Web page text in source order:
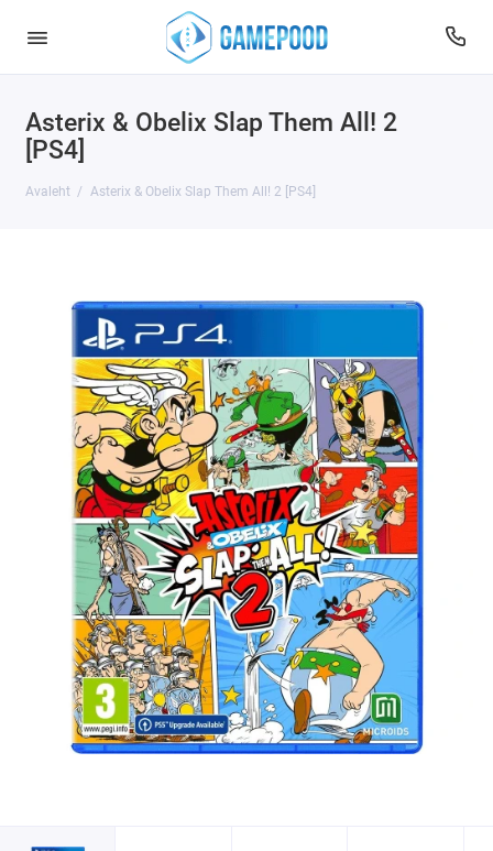
Asterix & Obelix Slap Them All! 2
[PS4]
Avaleht Asterix & Obelix Slap Them All! 2 [PS4]